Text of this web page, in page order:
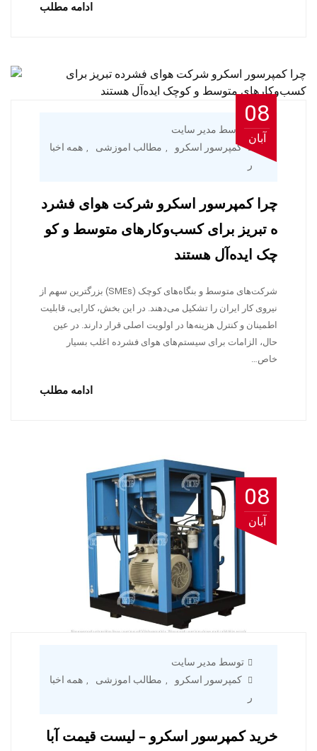
ادامه مطلب
08
آبان
توسط مدیر سایت
کمپرسور اسکرو
, مطالب اموزشی , همه اخبا
ر
چرا کمپرسور اسکرو شرکت هوای فشرد
ه تبریز برای کسب‌وکارهای متوسط و کو
چک ایده‌آل هستند
شرکت‌های متوسط و بنگاه‌های کوچک (SMEs) بزرگترین سهم از
نیروی کار ایران را تشکیل می‌دهند. در این بخش، کارایی، قابلیت
اطمینان و کنترل هزینه‌ها در اولویت اصلی قرار دارند. در عین
حال، الزامات برای سیستم‌های هوای فشرده اغلب بسیار
خاص…
ادامه مطلب
08
آبان
توسط مدیر سایت
کمپرسور اسکرو
, مطالب اموزشی , همه اخبا
ر
خرید کمپرسور اسکرو – لیست قیمت آبا